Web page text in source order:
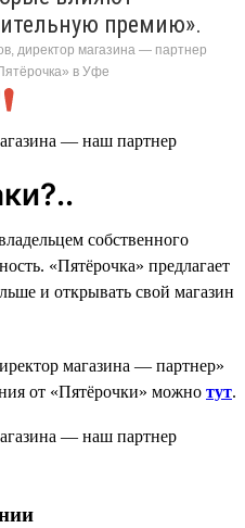
премию».
директор магазина — партнер
в Уфе
собственного
«Пятёрочка» предлагает
и открывать свой магазин
магазина — партнер»
от «Пятёрочки» можно тут.